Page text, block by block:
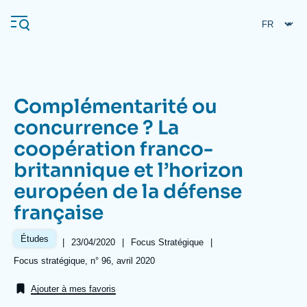
au
contenu
Navigation
principale
L'Ifri
Analyses
Événements
À propos de l'Ifri
L'Ifri en bref Proche-Orient
Complémentarité ou
concurrence ? La
coopération franco-
britannique et l’horizon
européen de la défense
française
Études |
Date
publication
23/04/2020 |
Référence
taxonomie
Focus Stratégique
|
Références
Focus stratégique, n° 96, avril 2020
Ajouter à mes favoris